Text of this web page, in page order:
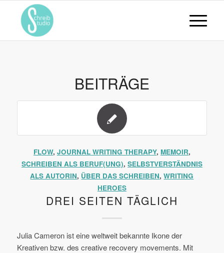
BEITRÄGE
FLOW, JOURNAL WRITING THERAPY, MEMOIR,
SCHREIBEN ALS BERUF(UNG), SELBSTVERSTÄNDNIS
ALS AUTORIN, ÜBER DAS SCHREIBEN,WRITING
HEROES
DREI SEITEN TÄGLICH
Julia Cameron ist eine weltweit bekannte Ikone der
Kreativen bzw. des creative recovery movements. Mit